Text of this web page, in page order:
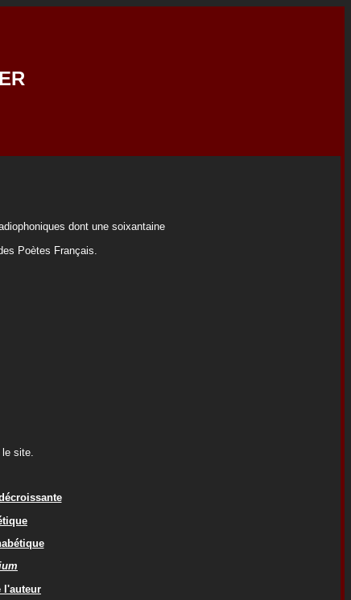
dont une soixantaine
Poètes Français.
le site.
l'auteur